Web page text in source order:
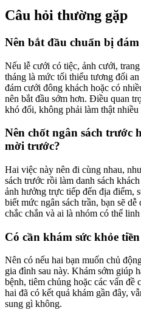
Câu hỏi thường gặp
Nên bắt đầu chuẩn bị
Nếu lễ cưới có tiệc, ảnh cưới,
tháng là mức tối thiểu tương đối
đám cưới đông khách hoặc có
nên bắt đầu sớm hơn. Điều quan
khó đổi, không phải làm thật
Nên chốt ngân sách trước
mời trước?
Hai việc này nên đi cùng nhau,
sách trước rồi làm danh sách
ảnh hưởng trực tiếp đến địa điểm,
biết mức ngân sách trần, bạn sẽ
chắc chắn và ai là nhóm có thể linh
Có cần khám sức khỏe
Nên có nếu hai bạn muốn chủ
gia đình sau này. Khám sớm giúp
bệnh, tiêm chủng hoặc các vấn đề
hai đã có kết quả khám gần đây,
sung gì không.